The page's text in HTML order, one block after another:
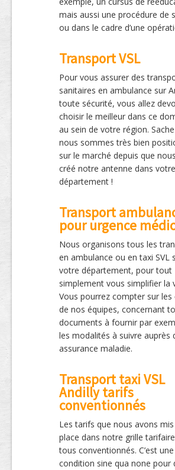
mais aussi une procédure de
ou dans le cadre d’une
Transport VSL
Pour vous assurer des
sanitaires en ambulance sur
toute sécurité, vous allez
choisir le meilleur dans ce
au sein de votre région.
nous sommes très bien
sur le marché depuis que
créé notre antenne dans votre
département !
Transport
pour urgence
Nous organisons tous les
en ambulance ou en taxi SVL
votre département, pour tout
simplement vous simplifier la
Vous pourrez compter sur les
de nos équipes, concernant
documents à fournir par
les modalités à suivre auprès
assurance maladie.
Transport taxi VSL
Andilly tarifs
conventionnés
Les tarifs que nous avons
place dans notre grille
tous conventionnés. C’est une
condition sine qua none pour